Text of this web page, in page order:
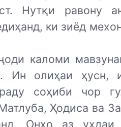
Нутқи равону
ки зиёд
каломи
Ин олиҳаи ҳусн,
соҳиби чор
Ҳодиса ва
Онҳо аз уҳдаи